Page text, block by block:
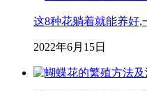
这8种花躺着就能养好,
2022年6月15日